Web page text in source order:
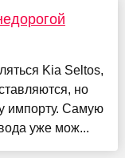
Kia Seltos,
но
импорту. Самую
уже мож...